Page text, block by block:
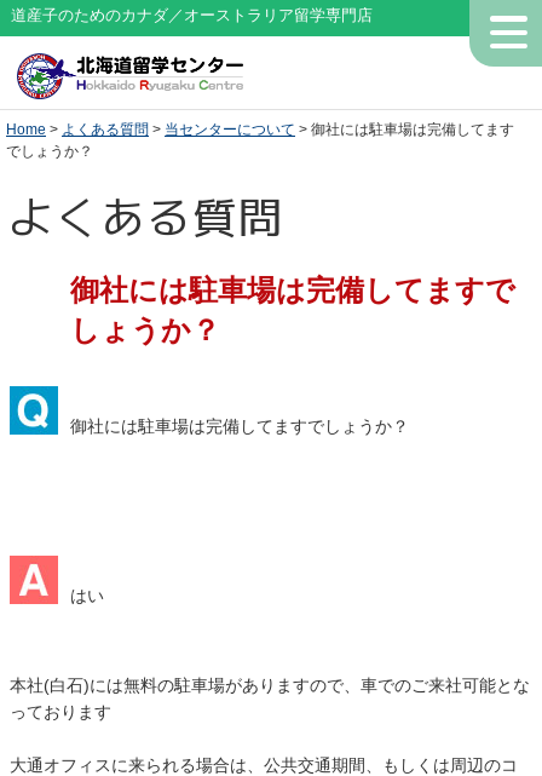
道産子のためのカナダ／オーストラリア留学専門店
Home > よくある質問 > 当センターについて > 御社には駐車場は完備してます
でしょうか？
よくある質問
御社には駐車場は完備してますで
しょうか？
御社には駐車場は完備してますでしょうか？
はい
本社(白石)には無料の駐車場がありますので、車でのご来社可能とな
っております
大通オフィスに来られる場合は、公共交通期間、もしくは周辺のコ